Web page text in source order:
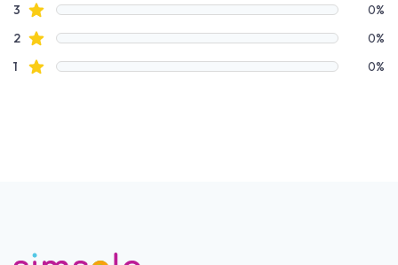
3 reseñas de estrellas
0%
2reseñas de estrellas
0%
1 reseñas de estrellas 0%